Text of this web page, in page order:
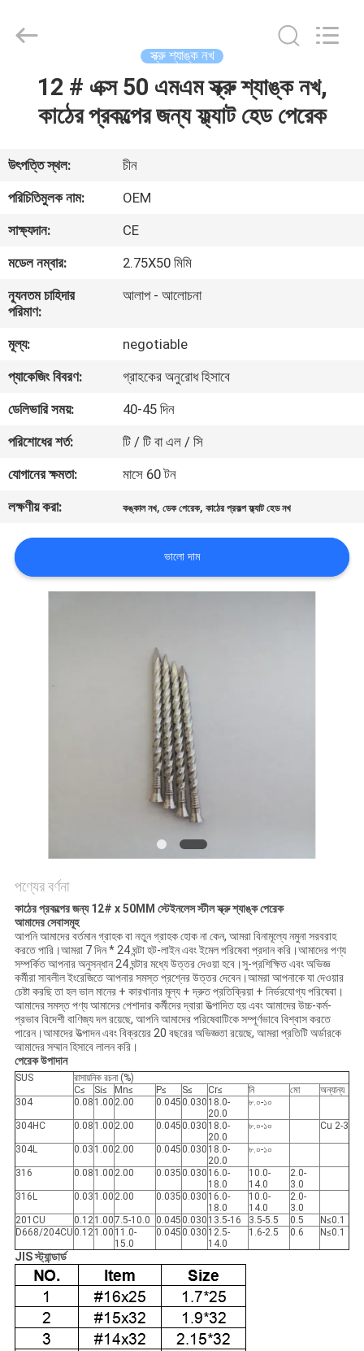
আমাদের
সম্পর্কে
কারখানা
ভ্রমণ
মান
নিয়ন্ত্রণ
যোগাযোগ
করুন
উদ্ধৃতির
জন্য
আবেদন
Business
License.
স্ক্রু শ্যাঙ্ক নখ
12 # এক্স 50 এমএম স্ক্রু শ্যাঙ্ক নখ,
কাঠের প্রকল্পের জন্য ফ্ল্যাট হেড পেরেক
উৎপত্তি স্থল:
চীন
পরিচিতিমুলক নাম:
OEM
সাক্ষ্যদান:
CE
মডেল নম্বার:
2.75X50 মিমি
ন্যূনতম চাহিদার
পরিমাণ:
আলাপ - আলোচনা
মূল্য:
negotiable
প্যাকেজিং বিবরণ:
গ্রাহকের অনুরোধ হিসাবে
ডেলিভারি সময়:
40-45 দিন
পরিশোধের শর্ত:
টি / টি বা এল / সি
যোগানের ক্ষমতা:
মাসে 60 টন
লক্ষণীয় করা:
কঙ্কাল নখ,ডেক পেরেক,কাঠের প্রকল্প ফ্ল্যাট হেড নখ
ভালো দাম
পণ্যের বর্ণনা
কাঠের প্রকল্পের জন্য 12# x 50MM স্টেইনলেস স্টীল স্ক্রু শ্যাঙ্ক পেরেক
আমাদের সেবাসমূহ
আপনি আমাদের বর্তমান গ্রাহক বা নতুন গ্রাহক হোক না কেন, আমরা বিনামূল্যে নমুনা সরবরাহ
করতে পারি।আমরা 7 দিন * 24 ঘন্টা হট-লাইন এবং ইমেল পরিষেবা প্রদান করি।আমাদের পণ্য
সম্পর্কিত আপনার অনুসন্ধান 24 ঘন্টার মধ্যে উত্তর দেওয়া হবে।সু-প্রশিক্ষিত এবং অভিজ্ঞ
কর্মীরা সাবলীল ইংরেজিতে আপনার সমস্ত প্রশ্নের উত্তর দেবেন।আমরা আপনাকে যা দেওয়ার
চেষ্টা করছি তা হল ভাল মানের + কারখানার মূল্য + দ্রুত প্রতিক্রিয়া + নির্ভরযোগ্য পরিষেবা।
আমাদের সমস্ত পণ্য আমাদের পেশাদার কর্মীদের দ্বারা উত্পাদিত হয় এবং আমাদের উচ্চ-কর্ম-
প্রভাব বিদেশী বাণিজ্য দল রয়েছে, আপনি আমাদের পরিষেবাটিকে সম্পূর্ণভাবে বিশ্বাস করতে
পারেন।আমাদের উত্পাদন এবং বিক্রয়ের 20 বছরের অভিজ্ঞতা রয়েছে, আমরা প্রতিটি অর্ডারকে
আমাদের সম্মান হিসাবে লালন করি।
পেরেক উপাদান
SUS
রাসায়নিক রচনা (%)
C≤
Si≤ Mn≤ P≤ S≤ Cr≤ নি মো
অন্যান্য
304
0.08 1.00 2.00 0.045 0.030 18.0-
20.0
৮.০-১০
304HC 0.08 1.00 2.00 0.045 0.030 18.0-
20.0
৮.০-১০ Cu 2-3
304L 0.03 1.00 2.00 0.045 0.030 18.0-
20.0
৮.০-১০
316 0.08 1.00 2.00 0.035 0.030 16.0-
18.0
10.0-
14.0
2.0-
3.0
316L
0.03 1.00 2.00 0.035 0.030 16.0-
18.0
10.0-
14.0
2.0-
3.0
201CU
0.121.007.5-10.0 0.045 0.030 13.5-16 3.5-5.5 0.5
N≤0.1
D668/204CU 0.121.00 11.0-
15.0
0.045 0.030 12.5-
14.0
1.6-2.5 0.6 N≤0.1
JIS স্ট্যান্ডার্ড